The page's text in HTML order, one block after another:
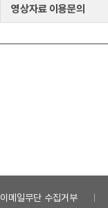
영상자료 이용문의
이메일무단 수집거부